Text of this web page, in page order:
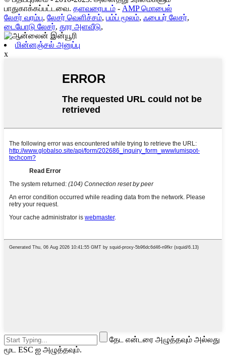
பாதுகாக்கப்பட்டவை. தளவரைபடம் - AMP மொபைல்
லேசர் வரம்பு, லேசர் வெளிச்சம், பம்ப் மூலம், ஃபைபர் லேசர்,
டையோடு லேசர், தூர அளவீடு,
மின்னஞ்சல் அனுப்பு
x
தேட என்டரை அழுத்தவும் அல்லது
மூட ESC ஐ அழுத்தவும்.